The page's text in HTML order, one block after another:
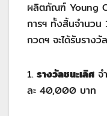
ผลิตภัณฑ์ Young
การฯ ทั้งสิ้นจำนวน
กวดฯ จะได้รับราง
1. รางวัลชนะเลิศ จ
ละ 40,000 บาท